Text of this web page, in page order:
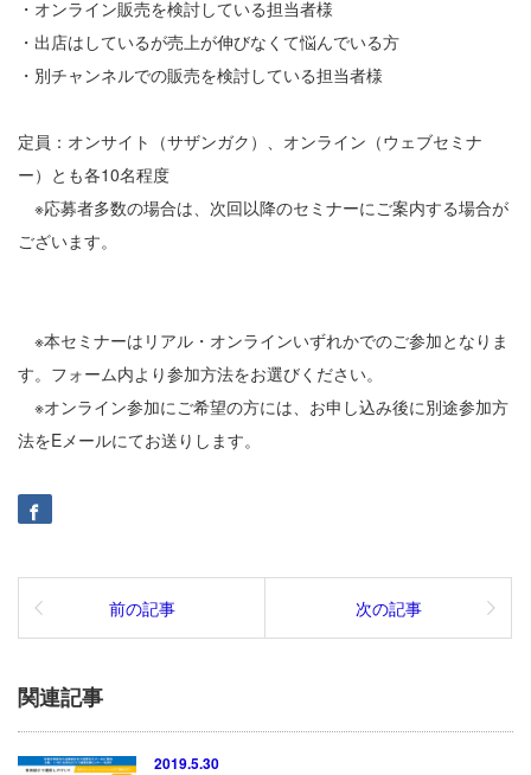
・オンライン販売を検討している担当者様
・出店はしているが売上が伸びなくて悩んでいる方
・別チャンネルでの販売を検討している担当者様
定員：オンサイト（サザンガク）、オンライン（ウェブセミナ
ー）とも各10名程度
※応募者多数の場合は、次回以降のセミナーにご案内する場合が
ございます。
※本セミナーはリアル・オンラインいずれかでのご参加となりま
す。フォーム内より参加方法をお選びください。
※オンライン参加にご希望の方には、お申し込み後に別途参加方
法をEメールにてお送りします。
前の記事 次の記事
関連記事
2019.5.30